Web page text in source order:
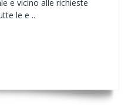
e vicino alle richieste
le e ..